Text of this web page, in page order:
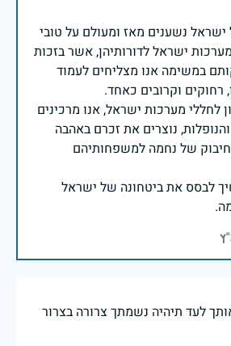
נשענים מאז ומעולם על טובי
מערכות ישראל לדורותיהן, אשר בזכות
במשימה אנו מצליחים לעמוד
לחללי מערכות ישראל, אנו מרכינים
נוצרים את זכרם באהבה
של נחמה למשפחותיהם
לבסס את ביטחונה של ישראל
לעד תיהיה נשמתך צרורה בצרור